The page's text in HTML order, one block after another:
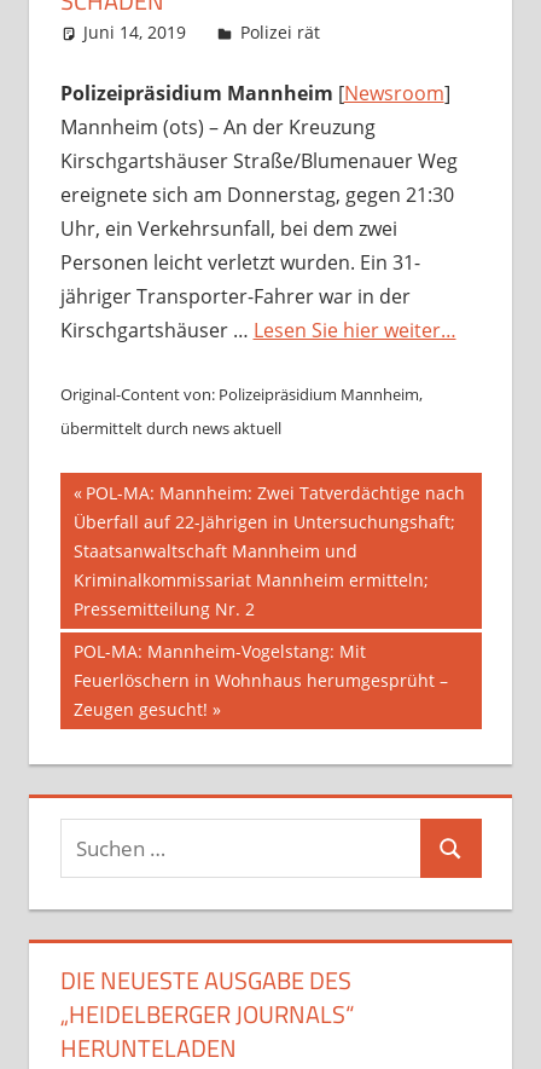
Juni 14, 2019 Richard Uhl
Polizei rät
Polizeipräsidium Mannheim [Newsroom]
Mannheim (ots) – An der Kreuzung
Kirschgartshäuser Straße/Blumenauer Weg
ereignete sich am Donnerstag, gegen 21:30
Uhr, ein Verkehrsunfall, bei dem zwei
Personen leicht verletzt wurden. Ein 31-
jähriger Transporter-Fahrer war in der
Kirschgartshäuser … Lesen Sie hier weiter…
Original-Content von: Polizeipräsidium Mannheim,
übermittelt durch news aktuell
Beitragsnavigation
Vorheriger
Beitrag:
POL-MA: Mannheim: Zwei Tatverdächtige nach
Überfall auf 22-Jährigen in Untersuchungshaft;
Staatsanwaltschaft Mannheim und
Kriminalkommissariat Mannheim ermitteln;
Pressemitteilung Nr. 2
Nächster
Beitrag:
POL-MA: Mannheim-Vogelstang: Mit
Feuerlöschern in Wohnhaus herumgesprüht –
Zeugen gesucht!
Suchen
nach:
Suchen
DIE NEUESTE AUSGABE DES
„HEIDELBERGER JOURNALS“
HERUNTELADEN